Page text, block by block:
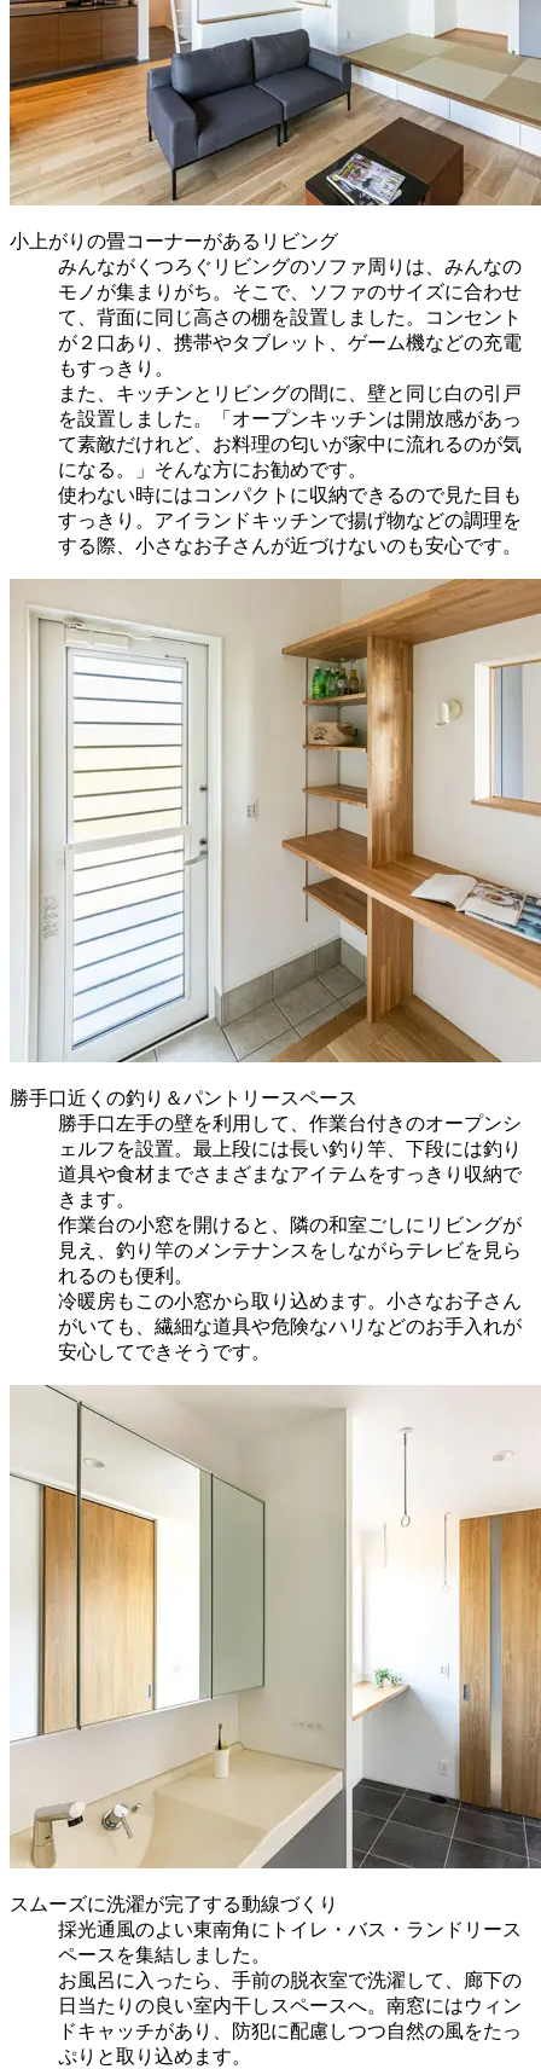
小上がりの畳コーナーがあるリビング
みんながくつろぐリビングのソファ周りは、みんなの
モノが集まりがち。そこで、ソファのサイズに合わせ
て、背面に同じ高さの棚を設置しました。コンセント
が２口あり、携帯やタブレット、ゲーム機などの充電
もすっきり。
また、キッチンとリビングの間に、壁と同じ白の引戸
を設置しました。「オープンキッチンは開放感があっ
て素敵だけれど、お料理の匂いが家中に流れるのが気
になる。」そんな方にお勧めです。
使わない時にはコンパクトに収納できるので見た目も
すっきり。アイランドキッチンで揚げ物などの調理を
する際、小さなお子さんが近づけないのも安心です。
勝手口近くの釣り＆パントリースペース
勝手口左手の壁を利用して、作業台付きのオープンシ
ェルフを設置。最上段には長い釣り竿、下段には釣り
道具や食材までさまざまなアイテムをすっきり収納で
きます。
作業台の小窓を開けると、隣の和室ごしにリビングが
見え、釣り竿のメンテナンスをしながらテレビを見ら
れるのも便利。
冷暖房もこの小窓から取り込めます。小さなお子さん
がいても、繊細な道具や危険なハリなどのお手入れが
安心してできそうです。
スムーズに洗濯が完了する動線づくり
採光通風のよい東南角にトイレ・バス・ランドリース
ペースを集結しました。
お風呂に入ったら、手前の脱衣室で洗濯して、廊下の
日当たりの良い室内干しスペースへ。南窓にはウィン
ドキャッチがあり、防犯に配慮しつつ自然の風をたっ
ぷりと取り込めます。